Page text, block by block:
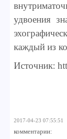
удвоения
каждый из
Источник:
2017-04-23 07:55:51
комментарии: